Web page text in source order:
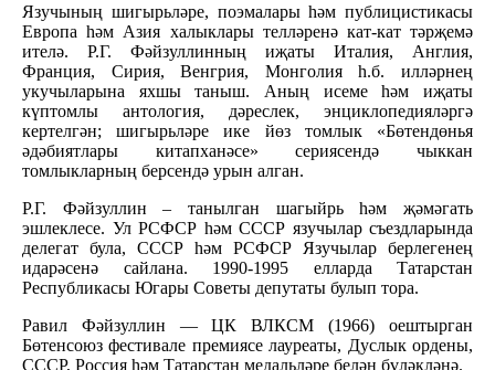
Язучының шигырьләре, поэмалары һәм публицистикасы
Европа һәм Азия халыклары телләренә кат-кат тәрҗемә
ителә. Р.Г. Фәйзуллинның иҗаты Италия, Англия,
Франция, Сирия, Венгрия, Монголия һ.б. илләрнең
укучыларына яхшы таныш. Аның исеме һәм иҗаты
күптомлы антология, дәреслек, энциклопедияләргә
кертелгән; шигырьләре ике йөз томлык «Бөтендөнья
әдәбиятлары китапханәсе» сериясендә чыккан
томлыкларның берсендә урын алган.
Р.Г. Фәйзуллин – танылган шагыйрь һәм җәмәгать
эшлеклесе. Ул РСФСР һәм СССР язучылар съездларында
делегат була, СССР һәм РСФСР Язучылар берлегенең
идарәсенә сайлана. 1990-1995 елларда Татарстан
Республикасы Югары Советы депутаты булып тора.
Равил Фәйзуллин — ЦК ВЛКСМ (1966) оештырган
Бөтенсоюз фестивале премиясе лауреаты, Дуслык ордены,
СССР, Россия һәм Татарстан медальләре белән бүләкләнә.